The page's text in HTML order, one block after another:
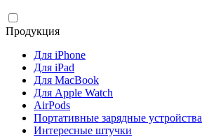
Продукция
Для iPhone
Для iPad
Для MacBook
Для Apple Watch
AirPods
Портативные зарядные устройства
Интересные штучки